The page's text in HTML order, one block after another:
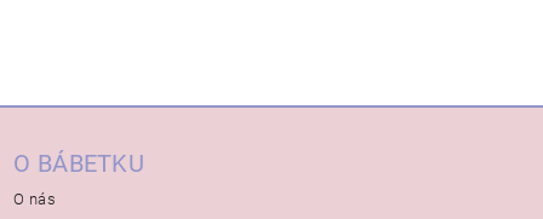
O BÁBETKU
O nás